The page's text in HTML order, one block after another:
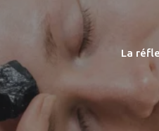
La